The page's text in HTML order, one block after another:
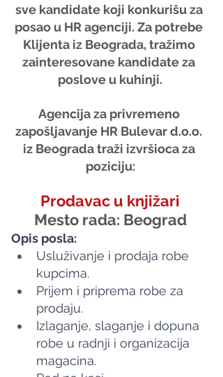
sve kandidate koji konkurišu za
posao u HR agenciji. Za potrebe
Klijenta iz Beograda, tražimo
zainteresovane kandidate za
poslove u kuhinji.
Agencija za privremeno
zapošljavanje HR Bulevar d.o.o.
iz Beograda traži izvršioca za
poziciju:
Prodavac u knjižari
Mesto rada: Beograd
Opis posla:
Usluživanje i prodaja robe
kupcima.
Prijem i priprema robe za
prodaju.
Izlaganje, slaganje i dopuna
robe u radnji i organizacija
magacina.